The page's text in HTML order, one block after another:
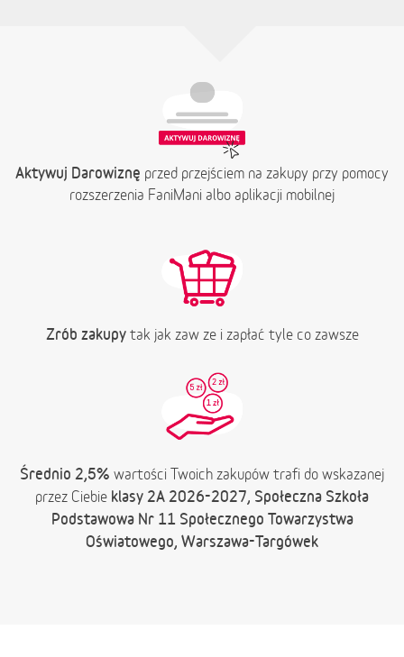
Aktywuj Darowiznę przed przejściem na zakupy przy pomocy
rozszerzenia FaniMani albo aplikacji mobilnej
Zrób zakupytak jak zaw ze i zapłać tyle co zawsze
Średnio 2,5% wartości Twoich zakupów trafi do wskazanej
przez Ciebie klasy 2A 2026-2027, Społeczna Szkoła
Podstawowa Nr 11 Społecznego Towarzystwa
Oświatowego, Warszawa-Targówek